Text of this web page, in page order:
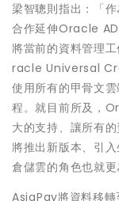
梁智聰則指出：「
合作延伸Oracle
將當前的資料管理
racle Universal
使用所有的甲骨文
程。就目前所及，
大的支持、讓所有
將推出新版本、引
倉儲雲的角色也就更
AsiaPay將資料移